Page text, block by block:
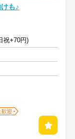
も♪
祝+70円)
歓迎